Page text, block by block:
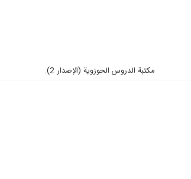
مكتبة الدروس الحوزوية (الإصدار 2).